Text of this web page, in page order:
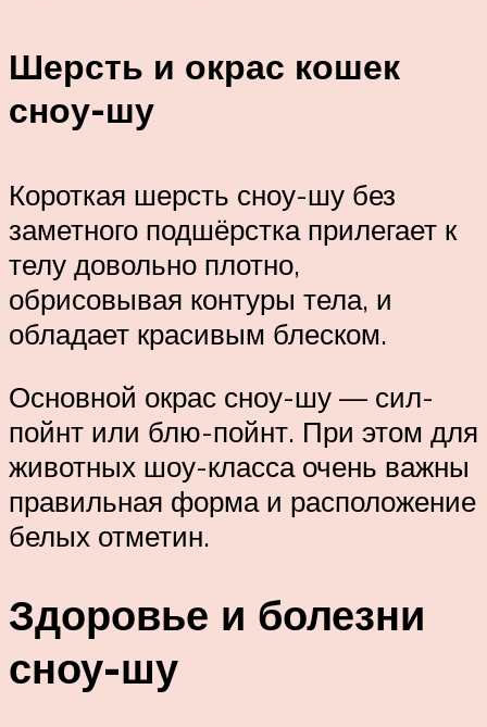
Шерсть и окрас кошек
сноу-шу
Короткая шерсть сноу-шу без
заметного подшёрстка прилегает к
телу довольно плотно,
обрисовывая контуры тела, и
обладает красивым блеском.
Основной окрас сноу-шу — сил-
пойнт или блю-пойнт. При этом для
животных шоу-класса очень важны
правильная форма и расположение
белых отметин.
Здоровье и болезни
сноу-шу